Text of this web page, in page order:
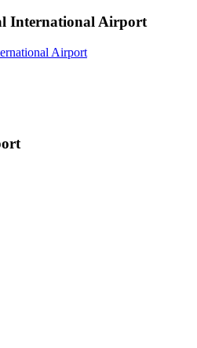
International Airport
Airport